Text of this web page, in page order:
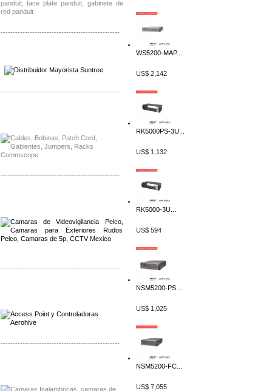
-------------------------------------------------
-------------------------------------------------
-------------------------------------------------
-------------------------------------------------
-------------------------------------------------
WS5200-MAP...
US$ 2,142
RK5000PS-3U...
US$ 1,132
RK5000-3U...
US$ 594
NSM5200-PS...
US$ 1,025
NSM5200-FC...
US$ 7,055